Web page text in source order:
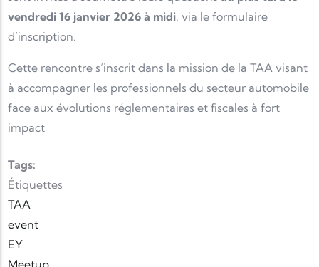
vendredi 16 janvier 2026 à midi, via le formulaire
d’inscription.
Cette rencontre s’inscrit dans la mission de la TAA visant
à accompagner les professionnels du secteur automobile
face aux évolutions réglementaires et fiscales à fort
impact
Tags:
Étiquettes
TAA
event
EY